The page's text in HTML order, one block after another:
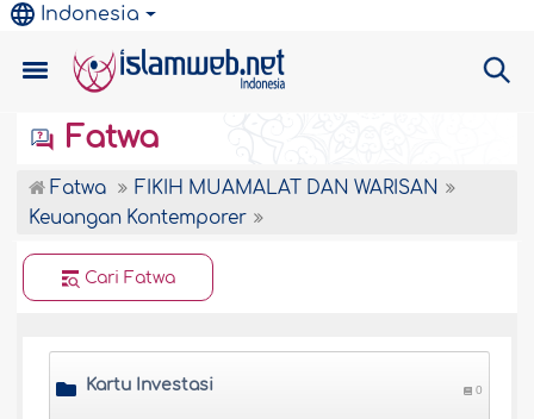
Indonesia
Fatwa
Fatwa
FIKIH MUAMALAT DAN WARISAN
Keuangan Kontemporer
Cari Fatwa
Kartu Investasi 0